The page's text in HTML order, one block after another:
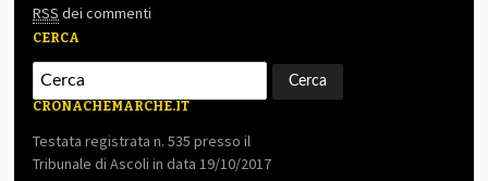
RSS dei commenti
CERCA
CRONACHEMARCHE.IT
Testata registrata n. 535 presso il
Tribunale di Ascoli in data 19/10/2017